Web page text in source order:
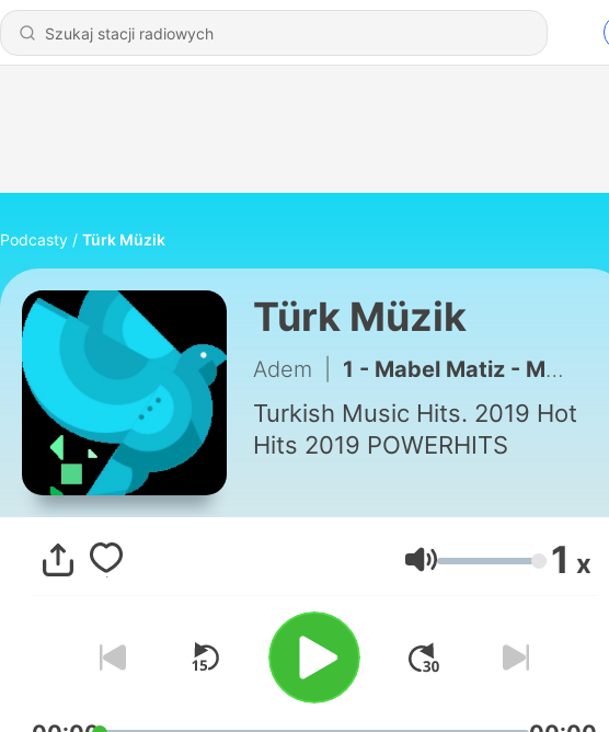
Podcasty Türk Müzik
Türk Müzik
Adem 1 - Mabel Matiz - Maya
Turkish Music Hits. 2019 Hot
Hits 2019 POWERHITS
Głośność 1 x